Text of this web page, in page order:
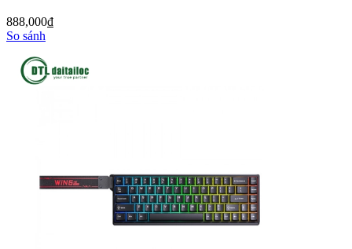
888,000đ
So sánh